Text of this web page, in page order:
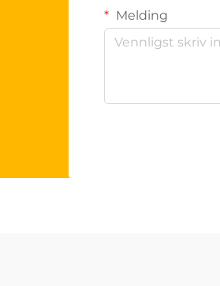
Melding